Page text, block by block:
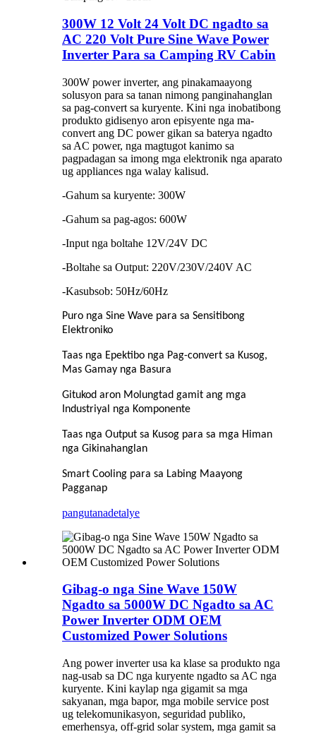
300W 12 Volt 24 Volt DC ngadto sa
AC 220 Volt Pure Sine Wave Power
Inverter Para sa Camping RV Cabin
300W power inverter, ang pinakamaayong
solusyon para sa tanan nimong panginahanglan
sa pag-convert sa kuryente. Kini nga inobatibong
produkto gidisenyo aron episyente nga ma-
convert ang DC power gikan sa baterya ngadto
sa AC power, nga magtugot kanimo sa
pagpadagan sa imong mga elektronik nga aparato
ug appliances nga walay kalisud.
-Gahum sa kuryente: 300W
-Gahum sa pag-agos: 600W
-Input nga boltahe 12V/24V DC
-Boltahe sa Output: 220V/230V/240V AC
-Kasubsob: 50Hz/60Hz
Puro nga Sine Wave para sa Sensitibong
Elektroniko
Taas nga Epektibo nga Pag-convert sa Kusog,
Mas Gamay nga Basura
Gitukod aron Molungtad gamit ang mga
Industriyal nga Komponente
Taas nga Output sa Kusog para sa mga Himan
nga Gikinahanglan
Smart Cooling para sa Labing Maayong
Pagganap
pangutanadetalye
Gibag-o nga Sine Wave 150W
Ngadto sa 5000W DC Ngadto sa AC
Power Inverter ODM OEM
Customized Power Solutions
Ang power inverter usa ka klase sa produkto nga
nag-usab sa DC nga kuryente ngadto sa AC nga
kuryente. Kini kaylap nga gigamit sa mga
sakyanan, mga bapor, mga mobile service post
ug telekomunikasyon, seguridad publiko,
emerhensya, off-grid solar system, mga gamit sa